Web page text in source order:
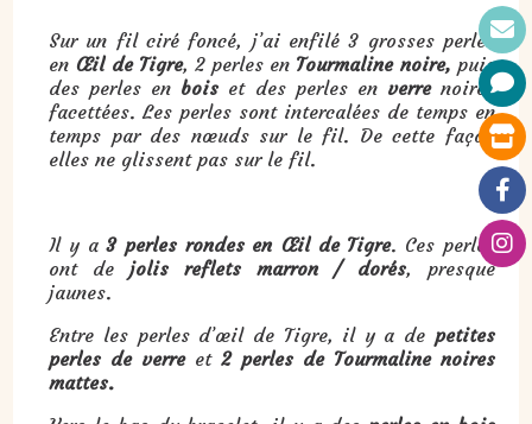
Sur un fil ciré foncé, j’ai enfilé 3 grosses perles
en Œil de Tigre, 2 perles en Tourmaline noire, puis
des perles en bois et des perles en verrenoires
facettées. Les perles sont intercalées de temps en
temps par des nœuds sur le fil. De cette façon
elles ne glissent pas sur le fil.
Il y a3 perles rondes en Œil de Tigre. Ces perles
ont dejolis reflets marron / dorés, presque
jaunes.
Entre les perles d’œil de Tigre, il y a de petites
perles de verreet2 perles de Tourmaline noires
mattes.